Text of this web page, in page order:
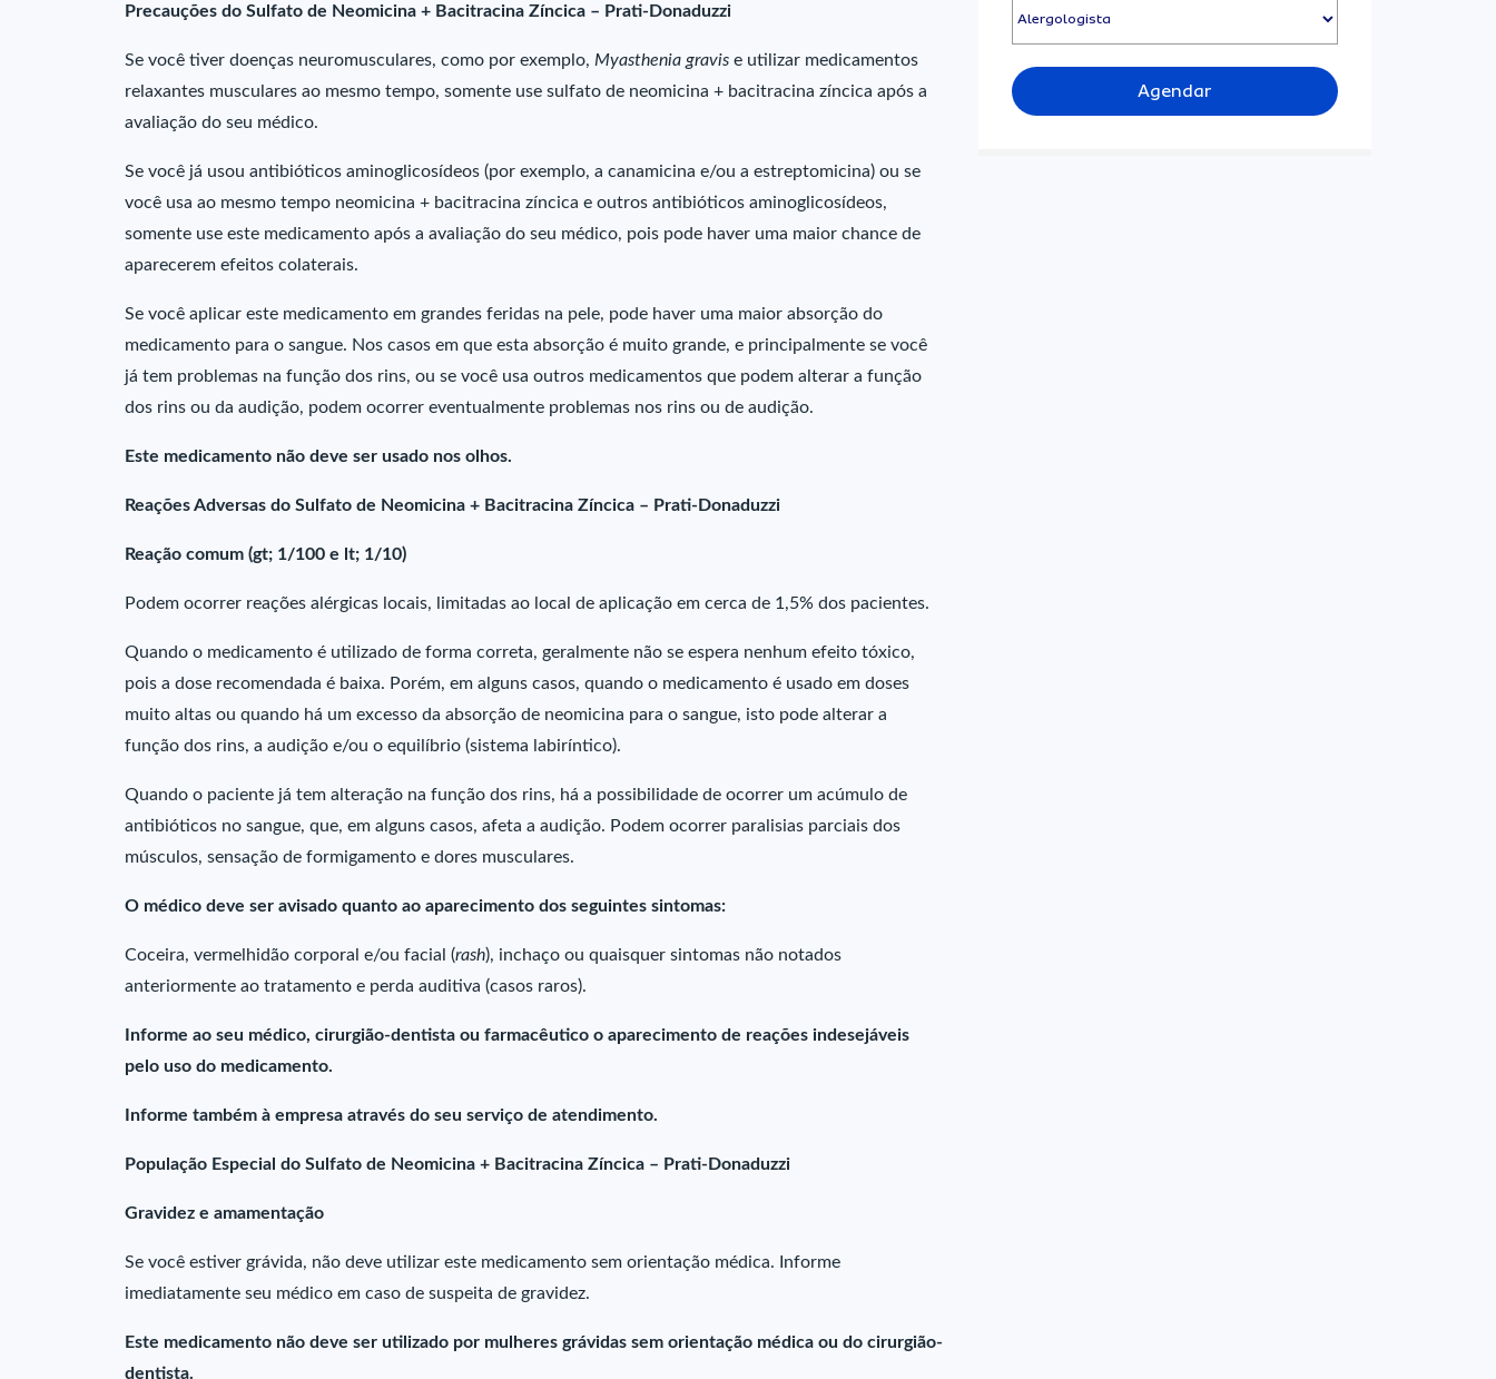
Precauções do Sulfato de Neomicina + Bacitracina Zíncica – Prati-Donaduzzi
Se você tiver doenças neuromusculares, como por exemplo, Myasthenia gravis e utilizar medicamentos
relaxantes musculares ao mesmo tempo, somente use sulfato de neomicina + bacitracina zíncica após a
avaliação do seu médico.
Se você já usou antibióticos aminoglicosídeos (por exemplo, a canamicina e/ou a estreptomicina) ou se
você usa ao mesmo tempo neomicina + bacitracina zíncica e outros antibióticos aminoglicosídeos,
somente use este medicamento após a avaliação do seu médico, pois pode haver uma maior chance de
aparecerem efeitos colaterais.
Se você aplicar este medicamento em grandes feridas na pele, pode haver uma maior absorção do
medicamento para o sangue. Nos casos em que esta absorção é muito grande, e principalmente se você
já tem problemas na função dos rins, ou se você usa outros medicamentos que podem alterar a função
dos rins ou da audição, podem ocorrer eventualmente problemas nos rins ou de audição.
Este medicamento não deve ser usado nos olhos.
Reações Adversas do Sulfato de Neomicina + Bacitracina Zíncica – Prati-Donaduzzi
Reação comum (gt; 1/100 e lt; 1/10)
Podem ocorrer reações alérgicas locais, limitadas ao local de aplicação em cerca de 1,5% dos pacientes.
Quando o medicamento é utilizado de forma correta, geralmente não se espera nenhum efeito tóxico,
pois a dose recomendada é baixa. Porém, em alguns casos, quando o medicamento é usado em doses
muito altas ou quando há um excesso da absorção de neomicina para o sangue, isto pode alterar a
função dos rins, a audição e/ou o equilíbrio (sistema labiríntico).
Quando o paciente já tem alteração na função dos rins, há a possibilidade de ocorrer um acúmulo de
antibióticos no sangue, que, em alguns casos, afeta a audição. Podem ocorrer paralisias parciais dos
músculos, sensação de formigamento e dores musculares.
O médico deve ser avisado quanto ao aparecimento dos seguintes sintomas:
Coceira, vermelhidão corporal e/ou facial (rash), inchaço ou quaisquer sintomas não notados
anteriormente ao tratamento e perda auditiva (casos raros).
Informe ao seu médico, cirurgião-dentista ou farmacêutico o aparecimento de reações indesejáveis
pelo uso do medicamento.
Informe também à empresa através do seu serviço de atendimento.
População Especial do Sulfato de Neomicina + Bacitracina Zíncica – Prati-Donaduzzi
Gravidez e amamentação
Se você estiver grávida, não deve utilizar este medicamento sem orientação médica. Informe
imediatamente seu médico em caso de suspeita de gravidez.
Este medicamento não deve ser utilizado por mulheres grávidas sem orientação médica ou do cirurgião-
dentista.
Agendar